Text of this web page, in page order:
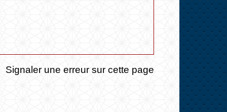
Signaler une erreur sur cette page